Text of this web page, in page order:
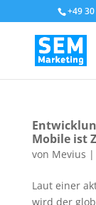
+49
Mobile ist
von Mevius |
Laut einer
wird der